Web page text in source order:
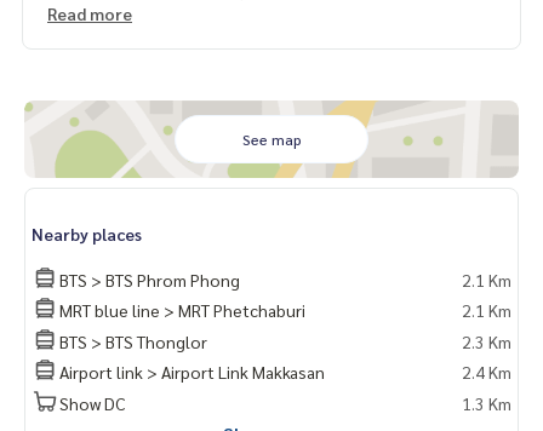
- Airport Link สถานีมักกะสัน
- รพ.พระราม 9 : 2.1 กม.
- รร.สาธิตฯ ประสานมิตร : 2.7 กม.
- ม.ศรีนครินทรวิโรฒ : 2.7 กม.
- Donki Mall : 2.9 กม.
🥰 Contact
Line : @therealproperty
Wechat : TheRealP
WhatsApp :+66 82 269 6289
Tel092-628-9945Baimint
Call
082-269-6289
Read more
See map
Nearby places
BTS > BTS Phrom Phong
2.1 Km
MRT blue line > MRT Phetchaburi
2.1 Km
BTS > BTS Thonglor
2.3 Km
Airport link > Airport Link Makkasan
2.4 Km
Show DC
1.3 Km